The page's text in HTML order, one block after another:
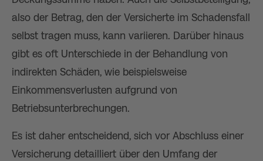
also der Betrag, den der Versicherte im Schadensfall
selbst tragen muss, kann variieren. Darüber hinaus
gibt es oft Unterschiede in der Behandlung von
indirekten Schäden, wie beispielsweise
Einkommensverlusten aufgrund von
Betriebsunterbrechungen.
Es ist daher entscheidend, sich vor Abschluss einer
Versicherung detailliert über den Umfang der